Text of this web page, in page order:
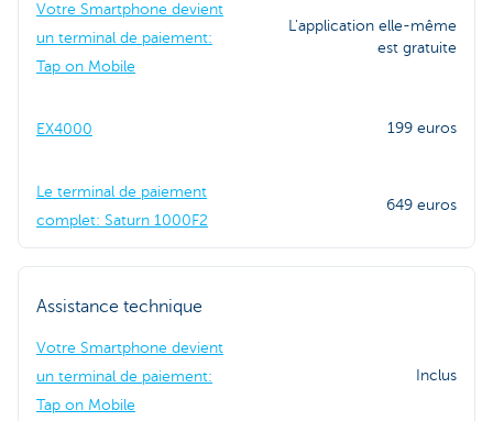
Votre Smartphone devient
un terminal de paiement:
Tap on Mobile
L'application elle-même
est gratuite
EX4000 199 euros
Le terminal de paiement
complet: Saturn 1000F2
649 euros
Assistance technique
Votre Smartphone devient
un terminal de paiement:
Tap on Mobile
Inclus